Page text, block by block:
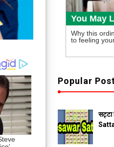
Popular
सट्टा